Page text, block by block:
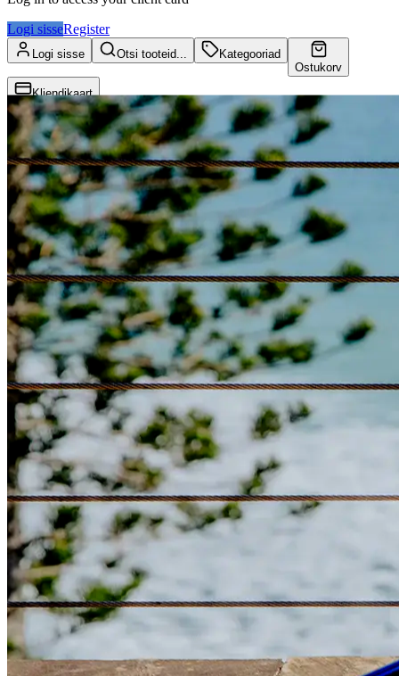
Logi sisseRegister
Logi sisse Otsi tooteid...
Kategooriad
Ostukorv
Kliendikaart